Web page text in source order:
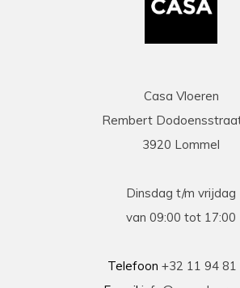
Casa Vloeren
Rembert
3920 Lommel
Dinsdag t/m vrijdag
van 09:00 tot 17:00
Telefoon +32 11 94 81